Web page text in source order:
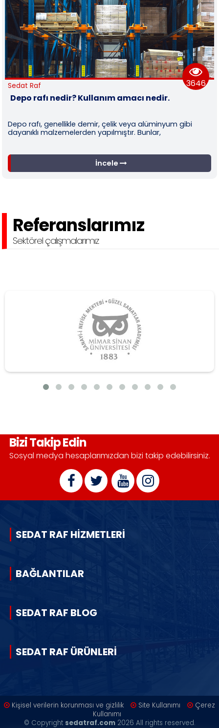
3646
Raf
rafı nedir? Kullanım amacı nedir.
rafı, genellikle demir, çelik veya alüminyum gibi
malzemelerden yapılmıştır. Bunlar,
İncele
Referanslarımız
Sektörel çalışmalarımız
Bizi Takip Edin
Sosyal medya hesaplarımızdan bizi takip edebilirsiniz.
SEDAT RAF HİZMETLERİ
BAĞLANTILAR
SEDAT RAF BLOG
SEDAT RAF ÜRÜNLERİ
Kişisel verilerin korunması ve gizlilik Site Kullanımı
Çerez
Kullanımı
© Copyright sedatraf.com2026 All rights reserved.